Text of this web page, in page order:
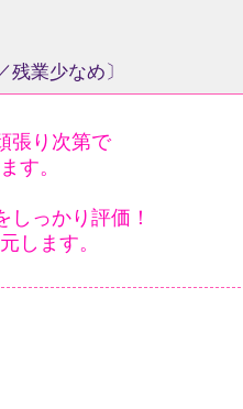
業少なめ〕
張り次第で
す。
っかり評価！
します。